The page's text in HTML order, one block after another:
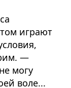
играют
—
могу
воле...